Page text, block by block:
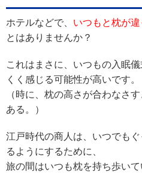
ホテルなどで、 いつもと枕が
とはありませんか？
これはまさに、いつもの入眠
くく感じる可能性が高いです。
（時に、枕の高さが合わなさ
ある。）
江戸時代の商人は、いつでも
るようにするために、
旅の間はいつも枕を持ち歩いて